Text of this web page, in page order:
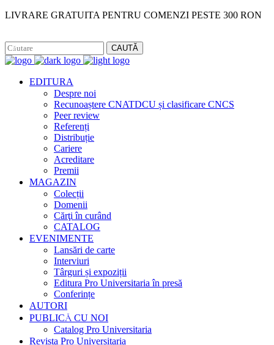
LIVRARE GRATUITA PENTRU COMENZI PESTE 300 RON
CAUTĂ
EDITURA
Despre noi
Recunoaștere CNATDCU și clasificare CNCS
Peer review
Referenți
Distribuție
Cariere
Acreditare
Premii
MAGAZIN
Colecții
Domenii
Cărţi în curând
CATALOG
EVENIMENTE
Lansări de carte
Interviuri
Târguri și expoziții
Editura Pro Universitaria în presă
Conferințe
AUTORI
PUBLICĂ CU NOI
Catalog Pro Universitaria
Revista Pro Universitaria